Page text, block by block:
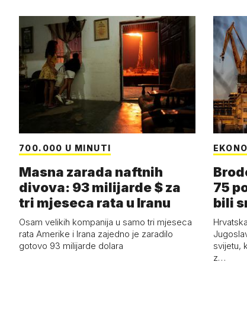
700.000 U MINUTI
Masna zarada naftnih
divova: 93 milijarde $ za
tri mjeseca rata u Iranu
Osam velikih kompanija u samo tri mjeseca
rata Amerike i Irana zajedno je zaradilo
gotovo 93 milijarde dolara
75
bili
svijetu,
z…